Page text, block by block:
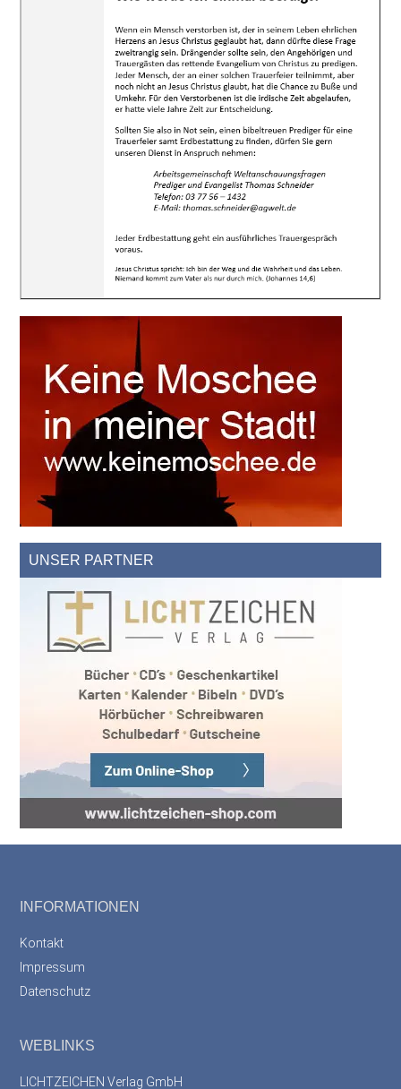
UNSER PARTNER
Footer
INFORMATIONEN
Kontakt
Impressum
Datenschutz
WEBLINKS
LICHTZEICHEN Verlag GmbH